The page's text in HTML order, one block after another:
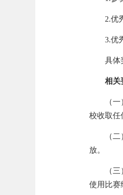
2.优
3.优
具体
相关
（
校收取任
（
放。
（
使用比赛